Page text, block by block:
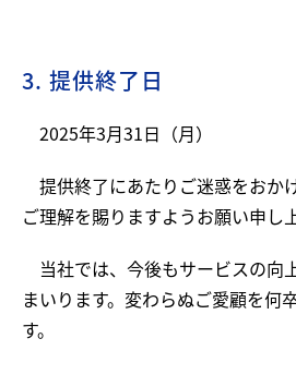
3. 提供終了日
2025年3月31日（月）
提供終了にあたりご迷惑をおか
ご理解を賜りますようお願い申し
当社では、今後もサービスの向
まいります。変わらぬご愛顧を何
す。